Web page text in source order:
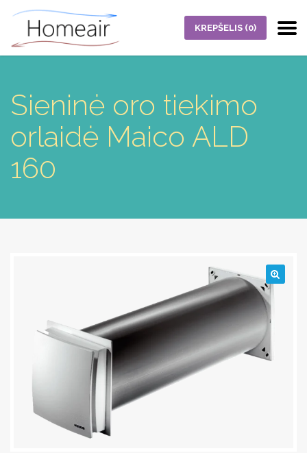
KREPŠELIS (0)
Sieninė oro tiekimo
orlaidė Maico ALD
160
🔍